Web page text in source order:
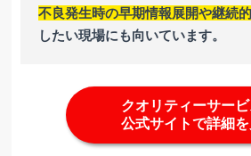
不良発生時の早期情報展開や継続
したい現場にも向いています。
クオリティーサー
公式サイトで詳細